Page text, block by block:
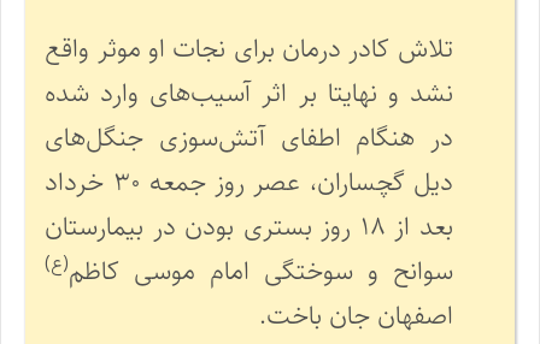
تلاش کادر درمان برای نجات او موثر واقع
نشد و نهایتا بر اثر آسیب‌های وارد شده
در هنگام اطفای آتش‌سوزی جنگل‌های
دیل گچساران، عصر روز جمعه ۳۰ خرداد
بعد از ۱۸ روز بستری بودن در بیمارستان
سوانح و سوختگی امام موسی کاظم(ع)
اصفهان جان باخت.